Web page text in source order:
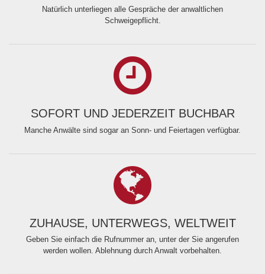
Natürlich unterliegen alle Gespräche der anwaltlichen
Schweigepflicht.
SOFORT UND JEDERZEIT BUCHBAR
Manche Anwälte sind sogar an Sonn- und Feiertagen verfügbar.
ZUHAUSE, UNTERWEGS, WELTWEIT
Geben Sie einfach die Rufnummer an, unter der Sie angerufen
werden wollen. Ablehnung durch Anwalt vorbehalten.